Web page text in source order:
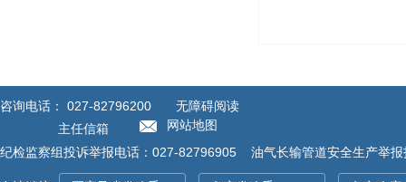
咨询电话： 027-82796200
无障碍阅读
主任信箱
网站地图
纪检监察组投诉举报电话：027-82796905 油气长输管道安全生产举